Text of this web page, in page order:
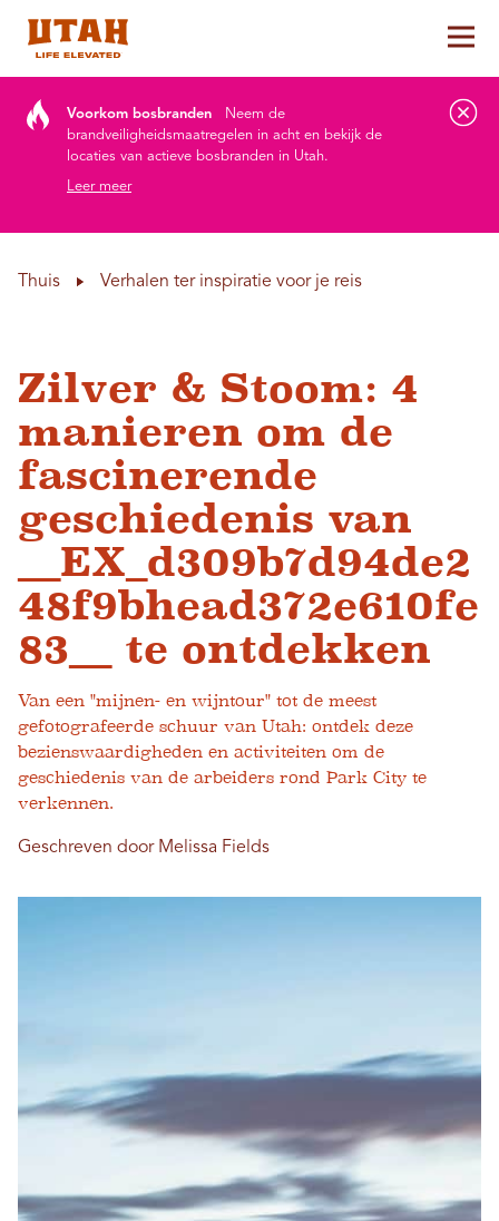
Voorkom bosbranden
Neem de
brandveiligheidsmaatregelen in acht en bekijk de
locaties van actieve bosbranden in Utah.
Leer meer
Thuis Verhalen ter inspiratie voor je reis
Zilver & Stoom: 4
manieren om de
fascinerende
geschiedenis van
__EX_d309b7d94de2
48f9bhead372e610fe
83__ te ontdekken
Van een "mijnen- en wijntour" tot de meest
gefotografeerde schuur van Utah: ontdek deze
bezienswaardigheden en activiteiten om de
geschiedenis van de arbeiders rond Park City te
verkennen.
Geschreven door Melissa Fields